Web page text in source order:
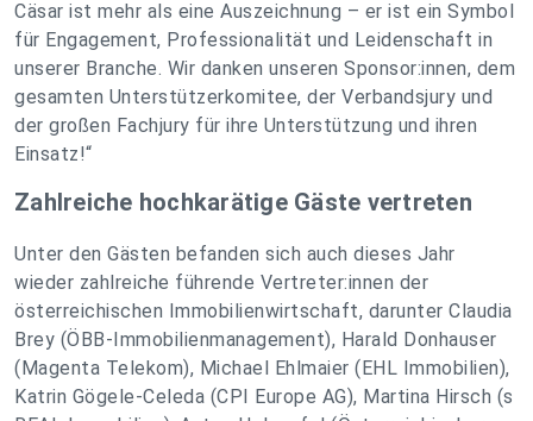
Cäsar ist mehr als eine Auszeichnung – er ist ein Symbol
für Engagement, Professionalität und Leidenschaft in
unserer Branche. Wir danken unseren Sponsor:innen, dem
gesamten Unterstützerkomitee, der Verbandsjury und
der großen Fachjury für ihre Unterstützung und ihren
Einsatz!“
Zahlreiche hochkarätige Gäste vertreten
Unter den Gästen befanden sich auch dieses Jahr
wieder zahlreiche führende Vertreter:innen der
österreichischen Immobilienwirtschaft, darunter Claudia
Brey (ÖBB-Immobilienmanagement), Harald Donhauser
(Magenta Telekom), Michael Ehlmaier (EHL Immobilien),
Katrin Gögele-Celeda (CPI Europe AG), Martina Hirsch (s